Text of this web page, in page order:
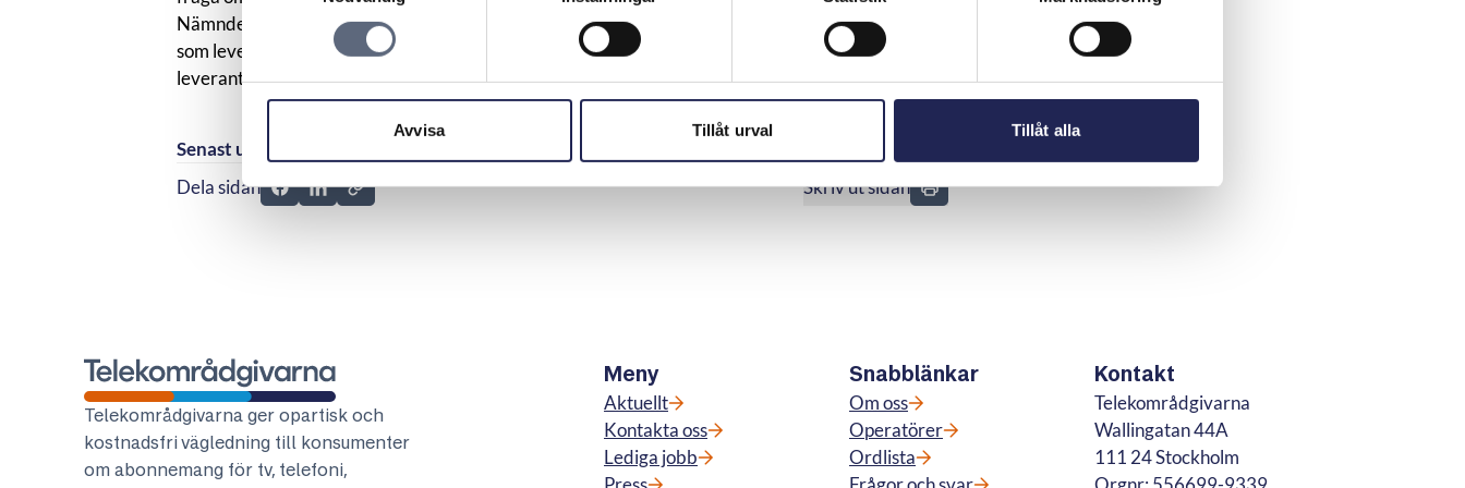
Avvisa Tillåt urval Tillåt alla
Nämnden fann därför att leverantören inte visat att det förelegat hinder utanför dennes kontroll
som leverantören varken kunnat förutse eller övervinna. Nämnden rekommenderade
leverantören att utföra den tjänst som parterna avtalat om.
Senast uppdaterad:
Dela sidan
Dela sidan på Facebook
Dela sidan på Linkedin
Skriv ut sidan
Telekområdgivarna
Telekområdgivarna ger opartisk och
kostnadsfri vägledning till konsumenter
om abonnemang för tv, telefoni,
Meny
Aktuellt
Kontakta oss
Lediga jobb
Snabblänkar
Om oss
Operatörer
Ordlista
Kontakt
Telekområdgivarna
Wallingatan 44A
111 24 Stockholm